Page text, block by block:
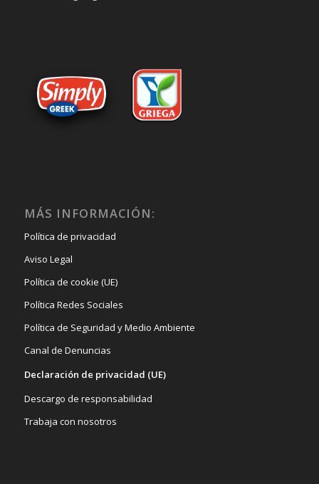
MÁS INFORMACIÓN:
Política de privacidad
Aviso Legal
Política de cookie (UE)
Política Redes Sociales
Política de Seguridad y Medio Ambiente
Canal de Denuncias
Declaración de privacidad (UE)
Descargo de responsabilidad
Trabaja con nosotros